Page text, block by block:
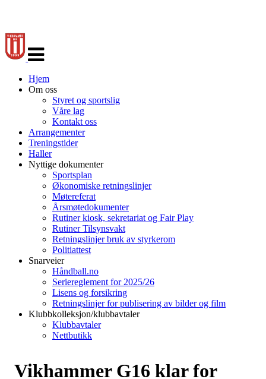
navigasjon
Hjem
Om oss
Styret og sportslig
Våre lag
Kontakt oss
Arrangementer
Treningstider
Haller
Nyttige dokumenter
Sportsplan
Økonomiske retningslinjer
Møtereferat
Årsmøtedokumenter
Rutiner kiosk, sekretariat og Fair Play
Rutiner Tilsynsvakt
Retningslinjer bruk av styrkerom
Politiattest
Snarveier
Håndball.no
Seriereglement for 2025/26
Lisens og forsikring
Retningslinjer for publisering av bilder og film
Klubbkolleksjon/klubbavtaler
Klubbavtaler
Nettbutikk
Vikhammer G16 klar for